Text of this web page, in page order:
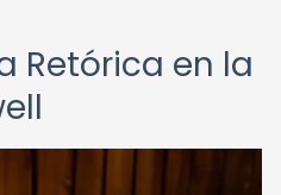
Retórica en la